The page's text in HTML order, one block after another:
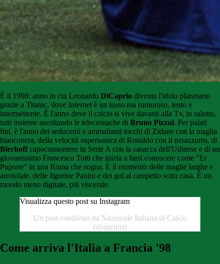
È il 1998: anno in cui Leonardo DiCaprio diventa l'idolo planetario
grazie a Titanic, dove Internet è un lusso ma rumoroso, lento e
intermettente. È l'anno dove il calcio si vive davanti alla Tv, in salotto,
tutti insieme ascoltando le telecronache di Bruno Pizzul. Per palati
fini, è l'anno dei seducenti e ammalianti tocchi di Zidane con la maglia
bianconera, della velocità supersonica di Ronaldo con il nerazzurro, di
Bierhoffcapocannoniere in Serie A con la casacca dell'Udinese e di un
giovanissimo Francesco Totti che inizia a farsi conoscere come "Er
Pupone" in una Roma che sogna. È il momento delle maglie larghe e
arrotolate, delle figurine Panini e dei gol al campetto sotto casa. È un
mondo meno digitale, più viscerale.
Visualizza questo post su Instagram
Un post condiviso da Nazionale Italiana di Calcio
(@azzurri)
Come arriva l'Italia a Francia '98